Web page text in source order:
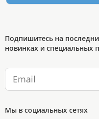
Подпишитесь на
новинках и специальных
Мы в социальных сетях